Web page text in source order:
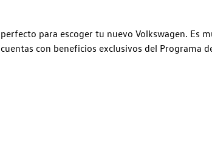
para escoger tu nuevo Volkswagen. Es
con beneficios exclusivos del Programa